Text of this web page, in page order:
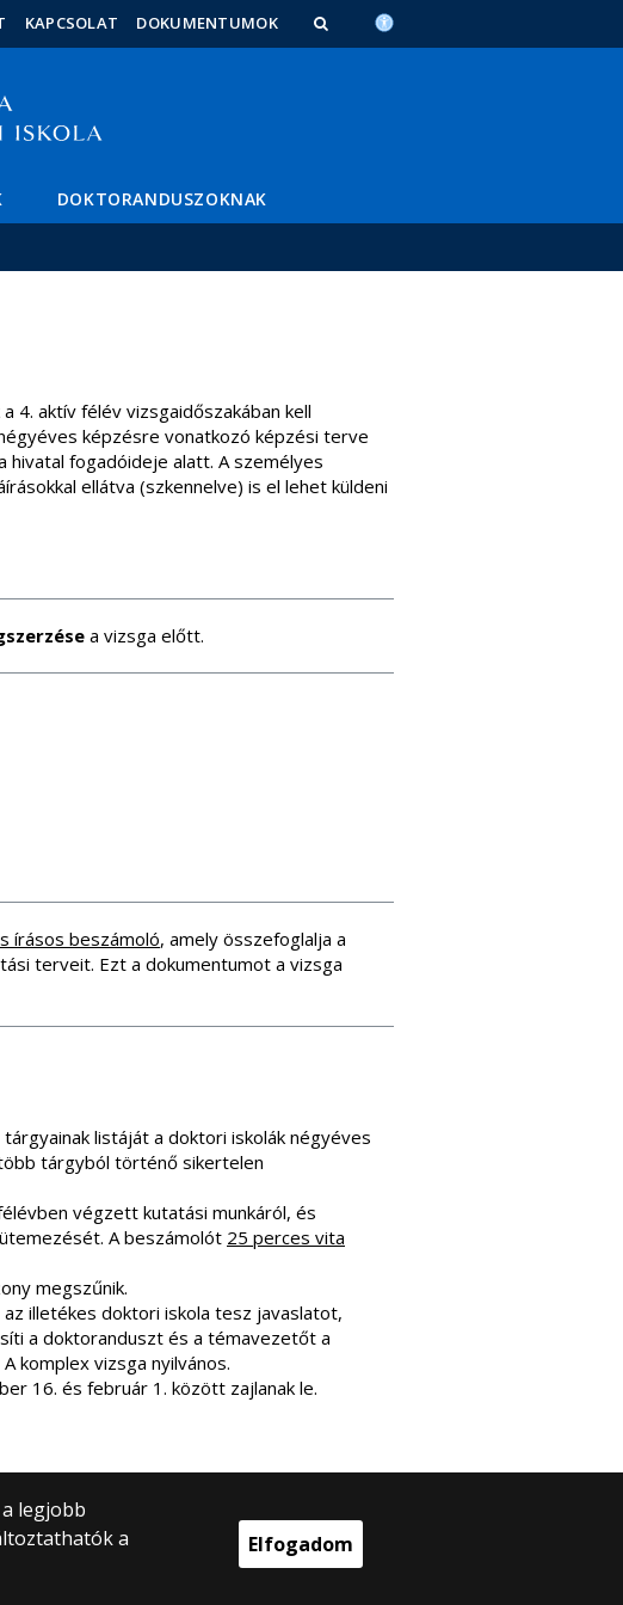
KAPCSOLAT DOKUMENTUMOK
DOKTORANDUSZOKNAK
4. aktív félév vizsgaidőszakában kell
képzésre vonatkozó képzési terve
hivatal fogadóideje alatt. A személyes
ellátva (szkennelve) is el lehet küldeni
a vizsga előtt.
írásos beszámoló, amely összefoglalja a
terveit. Ezt a dokumentumot a vizsga
listáját a doktori iskolák négyéves
tárgyból történő sikertelen
végzett kutatási munkáról, és
A beszámolót 25 perces vita
megszűnik.
illetékes doktori iskola tesz javaslatot,
a doktoranduszt és a témavezetőt a
komplex vizsga nyilvános.
16. és február 1. között zajlanak le.
legjobb
a
Elfogadom